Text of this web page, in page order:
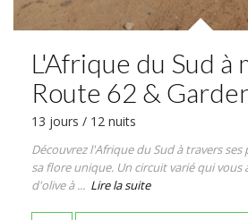
L'Afrique du Sud à
Route 62 &
13 jours / 12 nuits
Découvrez l'Afrique du Sud à travers ses
sa flore unique. Un circuit varié qui
d'olive à ... Lire la suite